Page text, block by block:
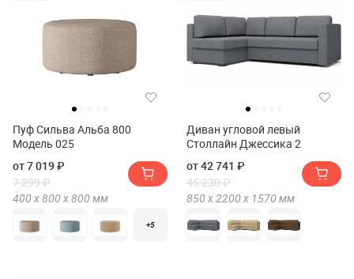
Пуф Сильва Альба 800
Модель 025
от 7 019 ₽
7 299 ₽
400 х800 х800 мм
+5
Диван угловой левый
Столлайн Джессика 2
от 42 741 ₽
45 230 ₽
850 х2200 х 1570 мм